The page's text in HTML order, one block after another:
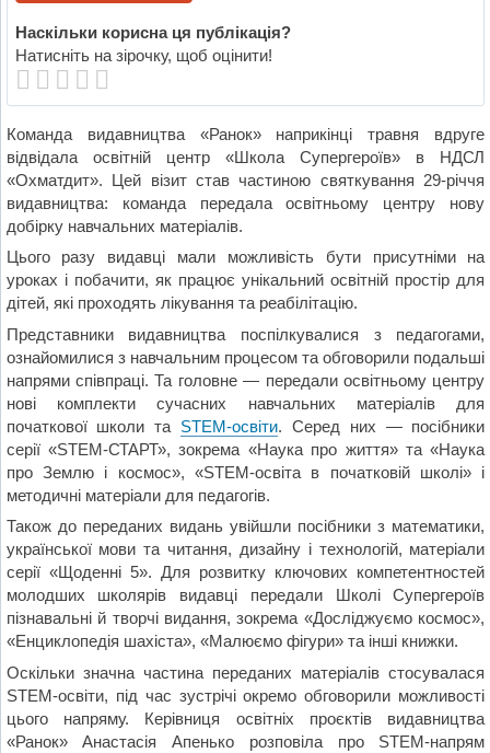
Наскільки корисна ця публікація?
Натисніть на зірочку, щоб оцінити!
Команда видавництва «Ранок» наприкінці травня вдруге
відвідала освітній центр «Школа Супергероїв» в НДСЛ
«Охматдит». Цей візит став частиною святкування 29-річчя
видавництва: команда передала освітньому центру нову
добірку навчальних матеріалів.
Цього разу видавці мали можливість бути присутніми на
уроках і побачити, як працює унікальний освітній простір для
дітей, які проходять лікування та реабілітацію.
Представники видавництва поспілкувалися з педагогами,
ознайомилися з навчальним процесом та обговорили подальші
напрями співпраці. Та головне — передали освітньому центру
нові комплекти сучасних навчальних матеріалів для
початкової школи та STEM-освіти. Серед них — посібники
серії «STEM-СТАРТ», зокрема «Наука про життя» та «Наука
про Землю і космос», «STEM-освіта в початковій школі» і
методичні матеріали для педагогів.
Також до переданих видань увійшли посібники з математики,
української мови та читання, дизайну і технологій, матеріали
серії «Щоденні 5». Для розвитку ключових компетентностей
молодших школярів видавці передали Школі Супергероїв
пізнавальні й творчі видання, зокрема «Досліджуємо космос»,
«Енциклопедія шахіста», «Малюємо фігури» та інші книжки.
Оскільки значна частина переданих матеріалів стосувалася
STEM-освіти, під час зустрічі окремо обговорили можливості
цього напряму. Керівниця освітніх проєктів видавництва
«Ранок» Анастасія Апенько розповіла про STEM-напрям